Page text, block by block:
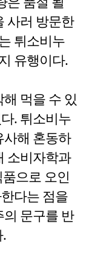
사러 방문한
튀소비누
유행이다.
먹을 수 있
. 튀소비누
사해 혼동하
소비자학과
으로 오인
다는 점을
문구를 반